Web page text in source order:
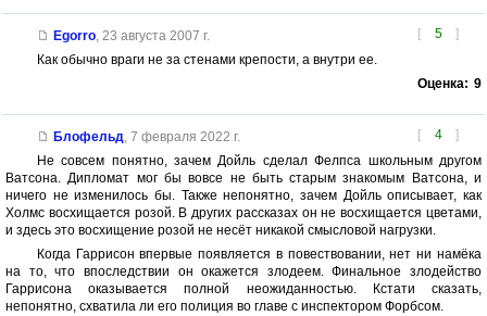
[ 5 ]
Egorro, 23 августа 2007 г.
Как обычно враги не за стенами крепости, а внутри ее.
Оценка: 9
[ 4 ]
Блофельд, 7 февраля 2022 г.
Не совсем понятно, зачем Дойль сделал Фелпса школьным другом
Ватсона. Дипломат мог бы вовсе не быть старым знакомым Ватсона, и
ничего не изменилось бы. Также непонятно, зачем Дойль описывает, как
Холмс восхищается розой. В других рассказах он не восхищается цветами,
и здесь это восхищение розой не несёт никакой смысловой нагрузки.
Когда Гаррисон впервые появляется в повествовании, нет ни намёка
на то, что впоследствии он окажется злодеем. Финальное злодейство
Гаррисона оказывается полной неожиданностью. Кстати сказать,
непонятно, схватила ли его полиция во главе с инспектором Форбсом.